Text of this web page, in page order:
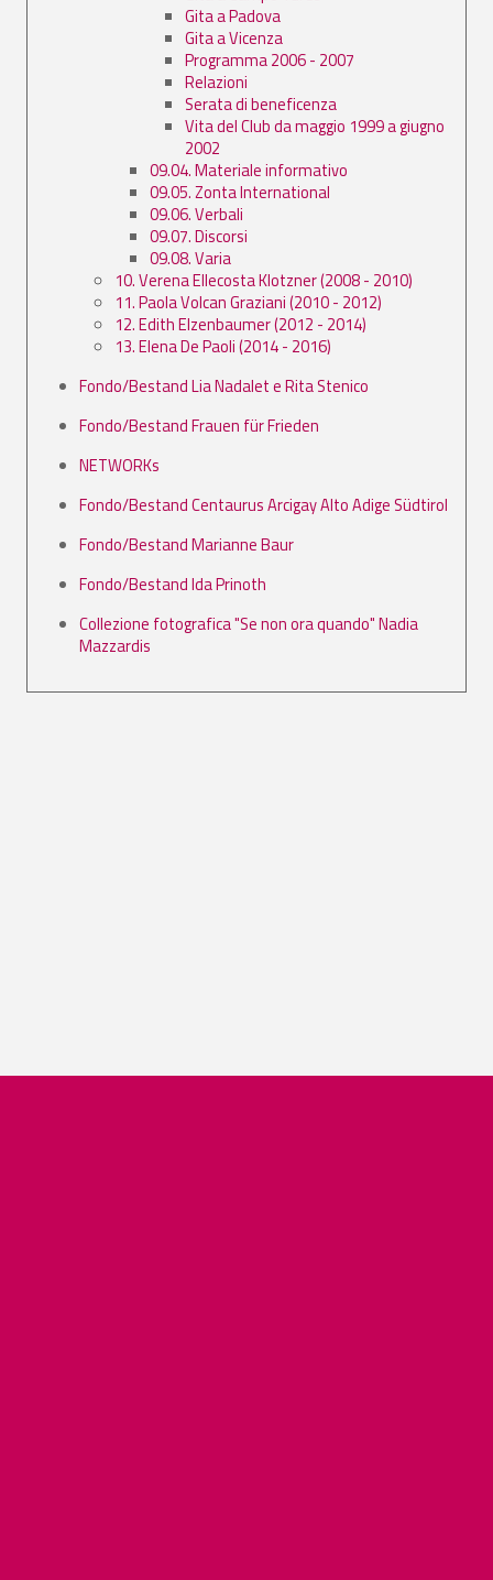
Gita a Padova
Gita a Vicenza
Programma 2006 - 2007
Relazioni
Serata di beneficenza
Vita del Club da maggio 1999 a giugno
2002
09.04. Materiale informativo
09.05. Zonta International
09.06. Verbali
09.07. Discorsi
09.08. Varia
10. Verena Ellecosta Klotzner (2008 - 2010)
11. Paola Volcan Graziani (2010 - 2012)
12. Edith Elzenbaumer (2012 - 2014)
13. Elena De Paoli (2014 - 2016)
Fondo/Bestand Lia Nadalet e Rita Stenico
Fondo/Bestand Frauen für Frieden
NETWORKs
Fondo/Bestand Centaurus Arcigay Alto Adige Südtirol
Fondo/Bestand Marianne Baur
Fondo/Bestand Ida Prinoth
Collezione fotografica "Se non ora quando" Nadia
Mazzardis